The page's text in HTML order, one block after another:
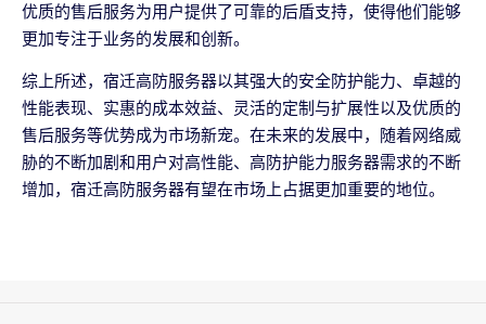
优质的售后服务为用户提供了可靠的后盾支持，使得他们能够
更加专注于业务的发展和创新。
综上所述，宿迁高防服务器以其强大的安全防护能力、卓越的
性能表现、实惠的成本效益、灵活的定制与扩展性以及优质的
售后服务等优势成为市场新宠。在未来的发展中，随着网络威
胁的不断加剧和用户对高性能、高防护能力服务器需求的不断
增加，宿迁高防服务器有望在市场上占据更加重要的地位。